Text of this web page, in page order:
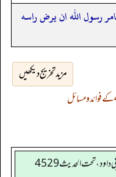
رسول الله ان يرض راسه
مزید تخریج دیکھیں
، تحت الحديث 4529